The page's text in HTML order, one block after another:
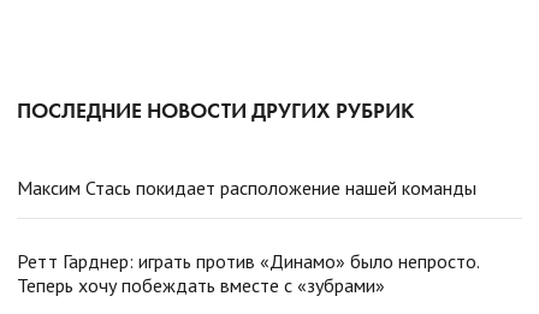
ПОСЛЕДНИЕ НОВОСТИ ДРУГИХ РУБРИК
Максим Стась покидает расположение нашей команды
Ретт Гарднер: играть против «Динамо» было непросто.
Теперь хочу побеждать вместе с «зубрами»